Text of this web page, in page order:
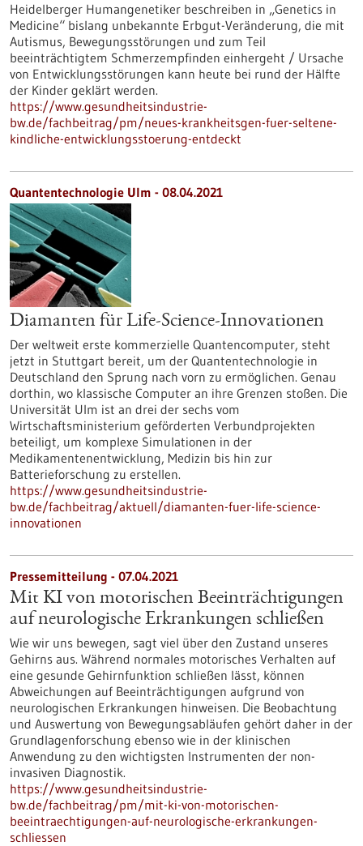
Heidelberger Humangenetiker beschreiben in „Genetics in
Medicine“ bislang unbekannte Erbgut-Veränderung, die mit
Autismus, Bewegungsstörungen und zum Teil
beeinträchtigtem Schmerzempfinden einhergeht / Ursache
von Entwicklungsstörungen kann heute bei rund der Hälfte
der Kinder geklärt werden.
https://www.gesundheitsindustrie-
bw.de/fachbeitrag/pm/neues-krankheitsgen-fuer-seltene-
kindliche-entwicklungsstoerung-entdeckt
Quantentechnologie Ulm - 08.04.2021
Diamanten für Life-Science-Innovationen
Der weltweit erste kommerzielle Quantencomputer, steht
jetzt in Stuttgart bereit, um der Quantentechnologie in
Deutschland den Sprung nach vorn zu ermöglichen. Genau
dorthin, wo klassische Computer an ihre Grenzen stoßen. Die
Universität Ulm ist an drei der sechs vom
Wirtschaftsministerium geförderten Verbundprojekten
beteiligt, um komplexe Simulationen in der
Medikamentenentwicklung, Medizin bis hin zur
Batterieforschung zu erstellen.
https://www.gesundheitsindustrie-
bw.de/fachbeitrag/aktuell/diamanten-fuer-life-science-
innovationen
Pressemitteilung - 07.04.2021
Mit KI von motorischen Beeinträchtigungen
auf neurologische Erkrankungen schließen
Wie wir uns bewegen, sagt viel über den Zustand unseres
Gehirns aus. Während normales motorisches Verhalten auf
eine gesunde Gehirnfunktion schließen lässt, können
Abweichungen auf Beeinträchtigungen aufgrund von
neurologischen Erkrankungen hinweisen. Die Beobachtung
und Auswertung von Bewegungsabläufen gehört daher in der
Grundlagenforschung ebenso wie in der klinischen
Anwendung zu den wichtigsten Instrumenten der non-
invasiven Diagnostik.
https://www.gesundheitsindustrie-
bw.de/fachbeitrag/pm/mit-ki-von-motorischen-
beeintraechtigungen-auf-neurologische-erkrankungen-
schliessen